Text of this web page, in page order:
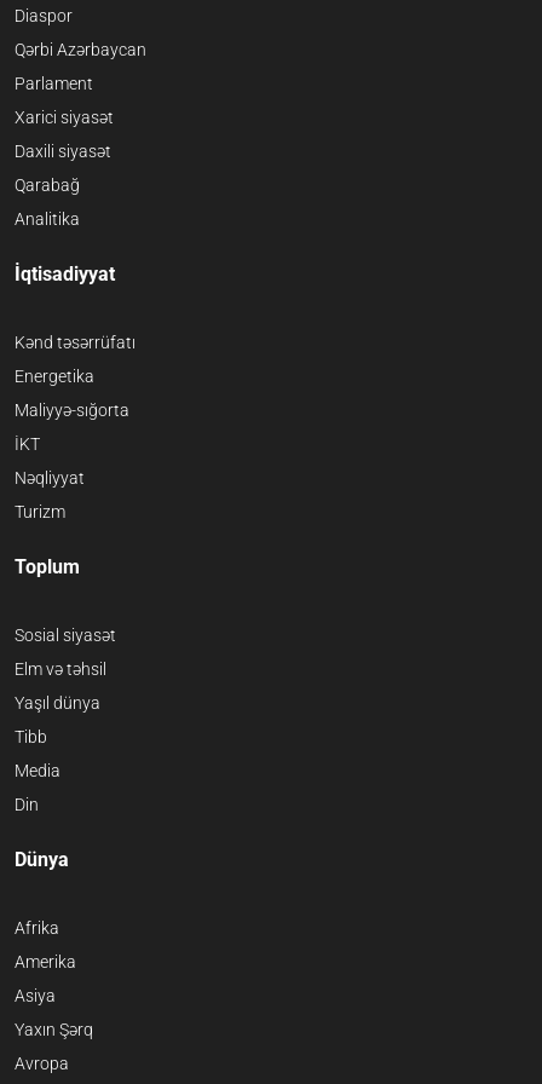
Diaspor
Qərbi Azərbaycan
Parlament
Xarici siyasət
Daxili siyasət
Qarabağ
Analitika
İqtisadiyyat
Kənd təsərrüfatı
Energetika
Maliyyə-sığorta
İKT
Nəqliyyat
Turizm
Toplum
Sosial siyasət
Elm və təhsil
Yaşıl dünya
Tibb
Media
Din
Dünya
Afrika
Amerika
Asiya
Yaxın Şərq
Avropa